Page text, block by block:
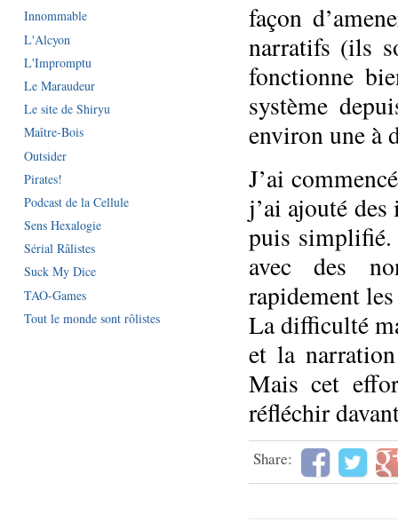
façon
narratifs (ils
fonctionne
système
environ une à
J’ai
j’ai ajouté
puis simplifié.
avec des
rapidement
La difficulté
et la
Mais cet
réfléchir
Share:
Innommable
L'Alcyon
L'Impromptu
Le Maraudeur
Le site de Shiryu
Maître-Bois
Outsider
Pirates!
Podcast de la Cellule
Sens Hexalogie
Sérial Râlistes
Suck My Dice
TAO-Games
Tout le monde sont rôlistes